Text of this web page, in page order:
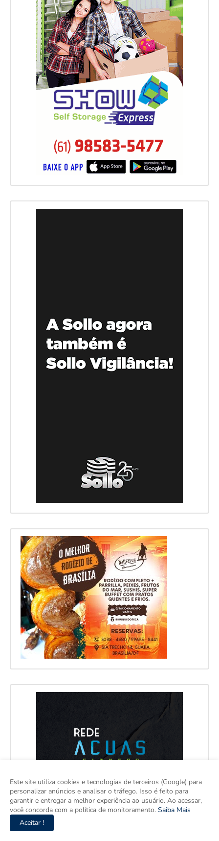
Este site utiliza cookies e tecnologias de terceiros (Google) para
personalizar anúncios e analisar o tráfego. Isso é feito para
garantir e entregar a melhor experiência ao usuário. Ao acessar,
você concorda com a política de monitoramento. Saiba Mais
Aceitar !